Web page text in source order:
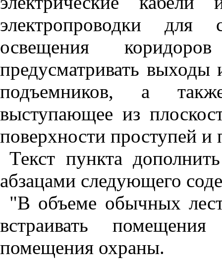
электропроводки для
освещения
предусматривать
подъемников, а
выступающее из
поверхности проступей
Текст пункта
абзацами следующего
"В объеме обычных
встраивать
помещения охраны.